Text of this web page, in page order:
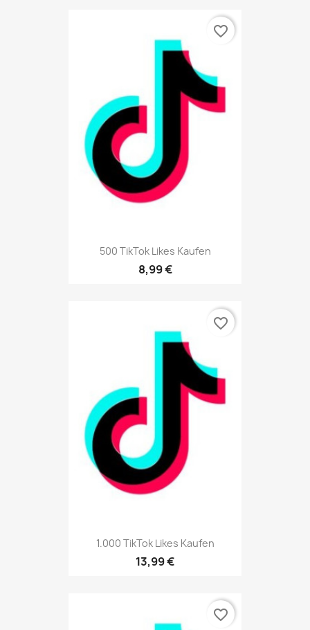
500 TikTok Likes Kaufen
8,99 €
favorite_border
1.000 TikTok Likes Kaufen
13,99 €
favorite_border
favorite_border